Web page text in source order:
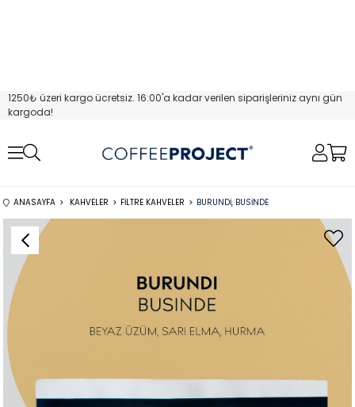
1250₺ üzeri kargo ücretsiz. 16:00'a kadar verilen siparişleriniz aynı gün
kargoda!
ANASAYFA KAHVELER FILTRE KAHVELER BURUNDI, BUSINDE